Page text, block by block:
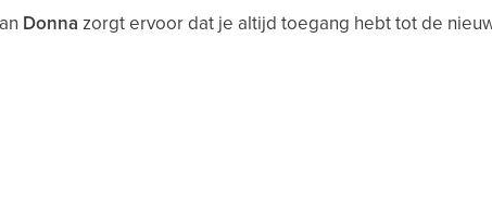
Donna zorgt ervoor dat je altijd toegang hebt tot de